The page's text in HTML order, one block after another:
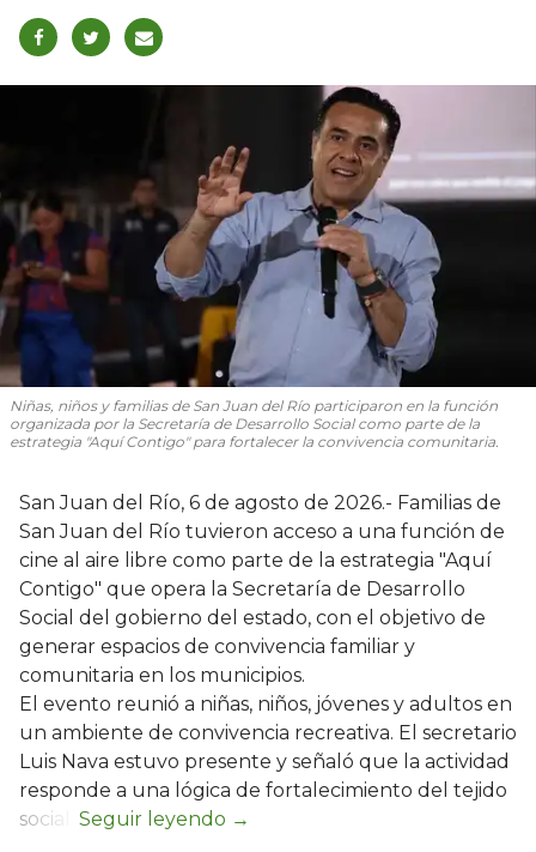
Niñas, niños y familias de San Juan del Río participaron en la función
organizada por la Secretaría de Desarrollo Social como parte de la
estrategia "Aquí Contigo" para fortalecer la convivencia comunitaria.
San Juan del Río, 6 de agosto de 2026.- Familias de
San Juan del Río tuvieron acceso a una función de
cine al aire libre como parte de la estrategia "Aquí
Contigo" que opera la Secretaría de Desarrollo
Social del gobierno del estado, con el objetivo de
generar espacios de convivencia familiar y
comunitaria en los municipios.
El evento reunió a niñas, niños, jóvenes y adultos en
un ambiente de convivencia recreativa. El secretario
Luis Nava estuvo presente y señaló que la actividad
responde a una lógica de fortalecimiento del tejido
social: